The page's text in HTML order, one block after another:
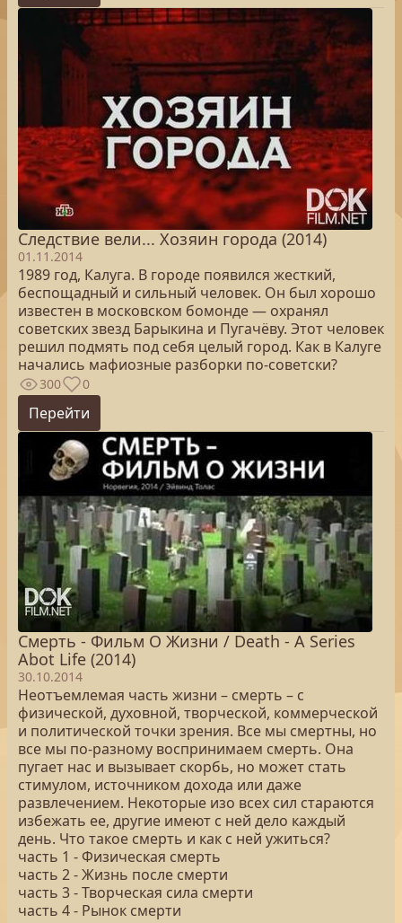
Следствие вели... Хозяин города (2014)
01.11.2014
1989 год, Калуга. В городе появился жесткий,
беспощадный и сильный человек. Он был хорошо
известен в московском бомонде — охранял
советских звезд Барыкина и Пугачёву. Этот человек
решил подмять под себя целый город. Как в Калуге
начались мафиозные разборки по-советски?
300 0
Перейти
Смерть - Фильм О Жизни / Death - A Series
Abot Life (2014)
30.10.2014
Неотъемлемая часть жизни – смерть – с
физической, духовной, творческой, коммерческой
и политической точки зрения. Все мы смертны, но
все мы по-разному воспринимаем смерть. Она
пугает нас и вызывает скорбь, но может стать
стимулом, источником дохода или даже
развлечением. Некоторые изо всех сил стараются
избежать ее, другие имеют с ней дело каждый
день. Что такое смерть и как с ней ужиться?
часть 1 - Физическая смерть
часть 2 - Жизнь после смерти
часть 3 - Творческая сила смерти
часть 4 - Рынок смерти